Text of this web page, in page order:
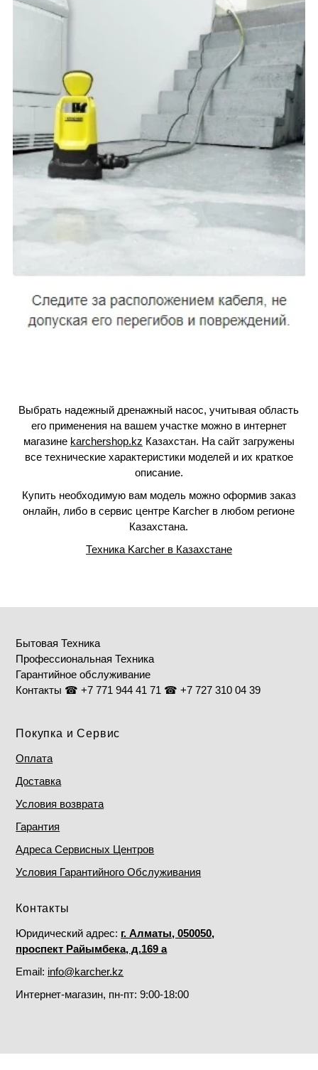
Выбрать надежный дренажный насос, учитывая область
его применения на вашем участке можно в интернет
магазине karchershop.kz Казахстан. На сайт загружены
все технические характеристики моделей и их краткое
описание.
Купить необходимую вам модель можно оформив заказ
онлайн, либо в сервис центре Karcher в любом регионе
Казахстана.
Техника Karcher в Казахстане
Бытовая Техника
Профессиональная Техника
Гарантийное обслуживание
Контакты ☎ +7 771 944 41 71 ☎ +7 727 310 04 39
Покупка и Сервис
Оплата
Доставка
Условия возврата
Гарантия
Адреса Сервисных Центров
Условия Гарантийного Обслуживания
Контакты
Юридический адрес: г. Алматы, 050050,
проспект Райымбека, д.169 а
Email: info@karcher.kz
Интернет-магазин, пн-пт: 9:00-18:00